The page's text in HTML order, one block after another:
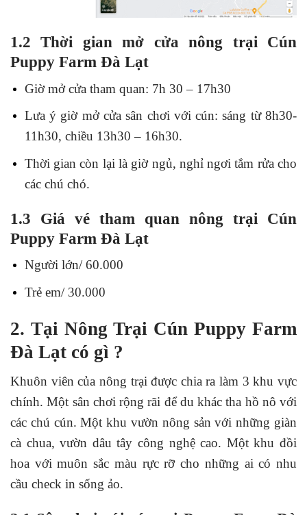
1.2 Thời gian mở cửa nông trại Cún
Puppy Farm Đà Lạt
Giờ mở cửa tham quan: 7h 30 – 17h30
Lưa ý giờ mở cửa sân chơi với cún: sáng từ 8h30-
11h30, chiều 13h30 – 16h30.
Thời gian còn lại là giờ ngủ, nghỉ ngơi tắm rửa cho
các chú chó.
1.3 Giá vé tham quan nông trại Cún
Puppy Farm Đà Lạt
Người lớn/ 60.000
Trẻ em/ 30.000
2. Tại Nông Trại Cún Puppy Farm
Đà Lạt có gì ?
Khuôn viên của nông trại được chia ra làm 3 khu vực
chính. Một sân chơi rộng rãi để du khác tha hồ nô với
các chú cún. Một khu vườn nông sản với những giàn
cà chua, vườn dâu tây công nghệ cao. Một khu đồi
hoa với muôn sắc màu rực rỡ cho những ai có nhu
cầu check in sống ảo.